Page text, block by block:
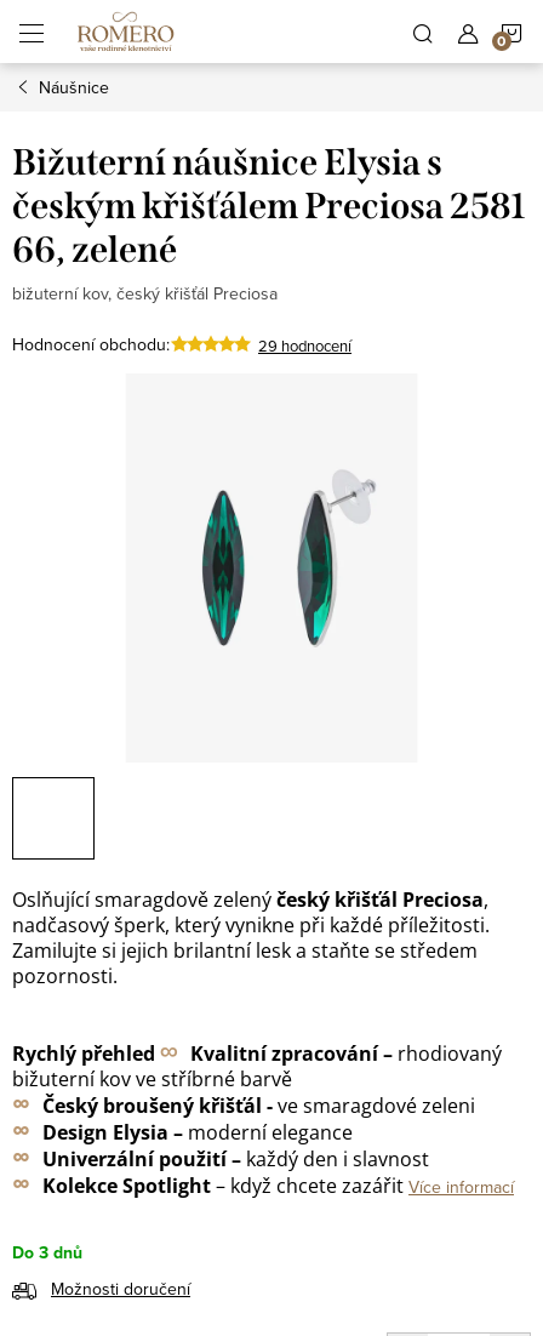
obsah
Náušnice
Bižuterní náušnice Elysia s
českým křišťálem Preciosa 2581
66, zelené
bižuterní kov, český křišťál Preciosa
Hodnocení obchodu: 29 hodnocení
Oslňující smaragdově zelenýčeský křišťál Preciosa,
nadčasový šperk, který vynikne při každé příležitosti.
Zamilujte si jejich brilantní lesk a staňte se středem
pozornosti.
Rychlý přehled ∞ Kvalitní zpracování – rhodiovaný
bižuterní kov ve stříbrné barvě
∞ Český broušený křišťál -ve smaragdové zeleni
∞ Design Elysia – moderní elegance
∞ Univerzální použití – každý den i slavnost
∞ Kolekce Spotlight– když chcete zazářit Více informací
Do 3 dnů
Možnosti doručení